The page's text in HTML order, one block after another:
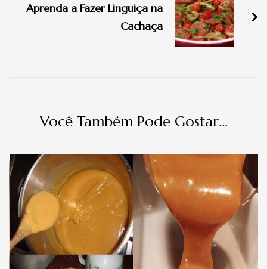
post
Aprenda a Fazer Linguiça na
Cachaça
Você Também Pode Gostar...